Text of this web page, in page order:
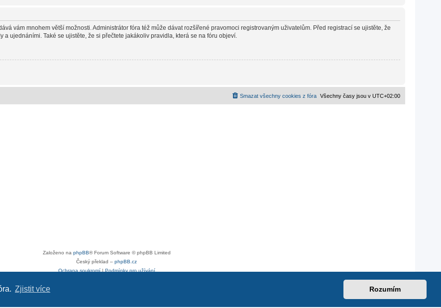
Zjistit více Rozumím
vám mnohem větší možnosti. Administrátor fóra též může dávat rozšířené pravomoci registrovaným uživatelům. Před registrací se ujistěte, že
ujednáními. Také se ujistěte, že si přečtete jakákoliv pravidla, která se na fóru objeví.
Všechny časy jsou v UTC+02:00
Smazat všechny cookies z fóra
Založeno na phpBB® Forum Software © phpBB Limited
Český překlad – phpBB.cz
Ochrana soukromí| Podmínky pro užívání